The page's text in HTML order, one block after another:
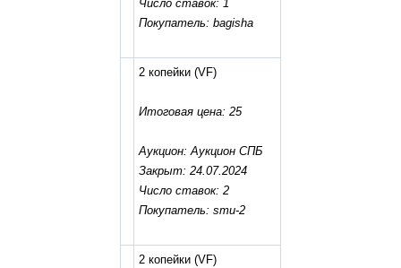
Число ставок: 1
Покупатель: bagisha
2 копейки (VF)
Итоговая цена: 25
Аукцион: Аукцион СПБ
Закрыт: 24.07.2024
Число ставок: 2
Покупатель: smu-2
2 копейки (VF)